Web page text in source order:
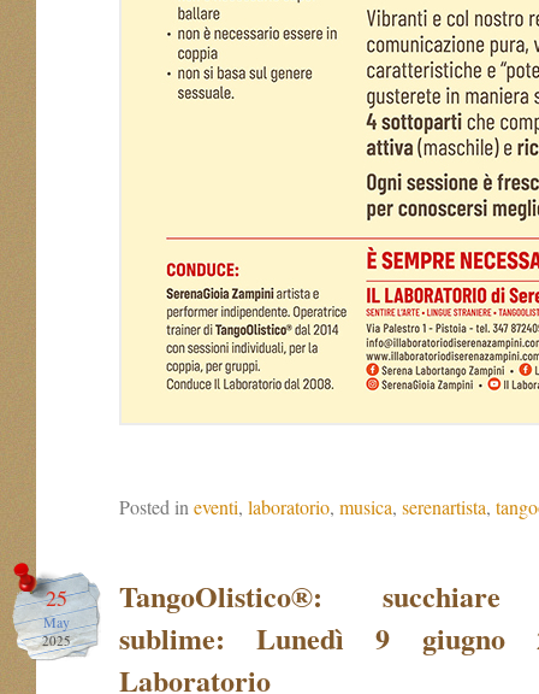
Posted in eventi, laboratorio, musica, serenartista,
25
May
2025
TangoOlistico®: succhiare
sublime: Lunedì 9 giugno
Laboratorio